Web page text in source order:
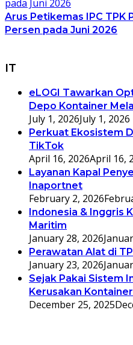
Arus Petikemas IPC TPK
Persen pada Juni 2026
IT
eLOGI Tawarkan
Depo Kontainer
July 1, 2026July 1, 2026
Perkuat Ekosistem
TikTok
April 16, 2026April 16,
Layanan Kapal
Inaportnet
February 2, 2026
Indonesia & Inggris
Maritim
January 28, 2026
Perawatan Alat di
January 23, 2026
Sejak Pakai Sistem
Kerusakan
December 25, 2025